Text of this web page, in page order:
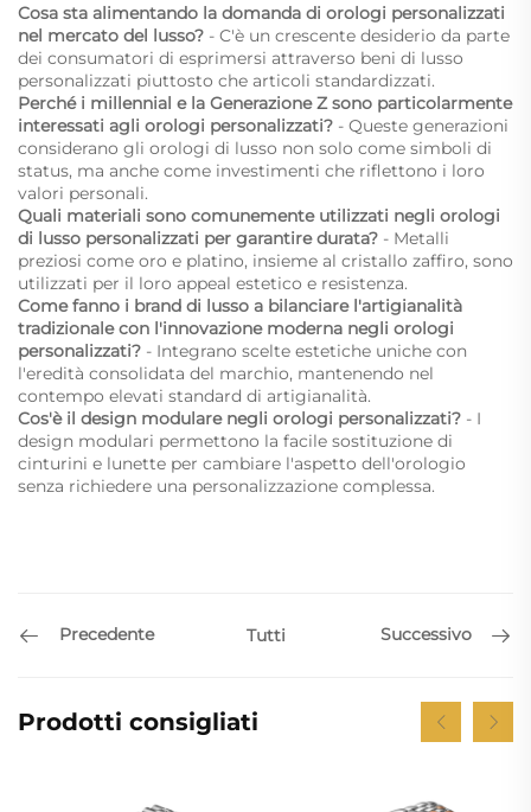
Cosa sta alimentando la domanda di orologi personalizzati
nel mercato del lusso? - C'è un crescente desiderio da parte
dei consumatori di esprimersi attraverso beni di lusso
personalizzati piuttosto che articoli standardizzati.
Perché i millennial e la Generazione Z sono particolarmente
interessati agli orologi personalizzati? - Queste generazioni
considerano gli orologi di lusso non solo come simboli di
status, ma anche come investimenti che riflettono i loro
valori personali.
Quali materiali sono comunemente utilizzati negli orologi
di lusso personalizzati per garantire durata? - Metalli
preziosi come oro e platino, insieme al cristallo zaffiro, sono
utilizzati per il loro appeal estetico e resistenza.
Come fanno i brand di lusso a bilanciare l'artigianalità
tradizionale con l'innovazione moderna negli orologi
personalizzati? - Integrano scelte estetiche uniche con
l'eredità consolidata del marchio, mantenendo nel
contempo elevati standard di artigianalità.
Cos'è il design modulare negli orologi personalizzati? - I
design modulari permettono la facile sostituzione di
cinturini e lunette per cambiare l'aspetto dell'orologio
senza richiedere una personalizzazione complessa.
Precedente Tutti Successivo
Prodotti consigliati